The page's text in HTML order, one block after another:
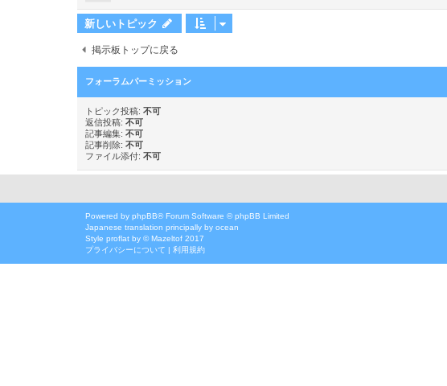
新しいトピック
掲示板トップに戻る
フォーラムパーミッション
トピック投稿: 不可
返信投稿: 不可
記事編集: 不可
記事削除: 不可
ファイル添付: 不可
Powered by phpBB® Forum Software © phpBB Limited
Japanese translation principally by ocean
Style proflat by ©Mazeltof 2017
プライバシーについて | 利用規約